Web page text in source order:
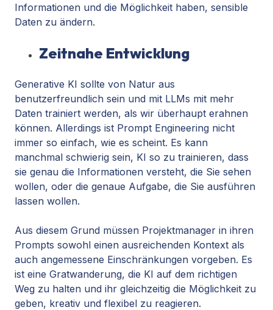
Informationen und die Möglichkeit haben, sensible
Daten zu ändern.
Zeitnahe Entwicklung
Generative KI sollte von Natur aus
benutzerfreundlich sein und mit LLMs mit mehr
Daten trainiert werden, als wir überhaupt erahnen
können. Allerdings ist Prompt Engineering nicht
immer so einfach, wie es scheint. Es kann
manchmal schwierig sein, KI so zu trainieren, dass
sie genau die Informationen versteht, die Sie sehen
wollen, oder die genaue Aufgabe, die Sie ausführen
lassen wollen.
Aus diesem Grund müssen Projektmanager in ihren
Prompts sowohl einen ausreichenden Kontext als
auch angemessene Einschränkungen vorgeben. Es
ist eine Gratwanderung, die KI auf dem richtigen
Weg zu halten und ihr gleichzeitig die Möglichkeit zu
geben, kreativ und flexibel zu reagieren.